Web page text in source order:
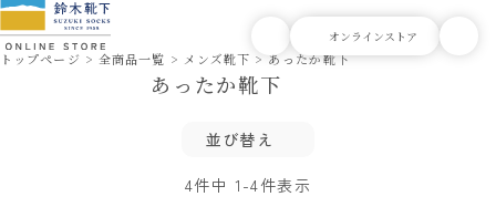
トップページ 全商品一覧 メンズ靴下 あったか靴下
あったか靴下
並び替え
4件中 1 -4件表示